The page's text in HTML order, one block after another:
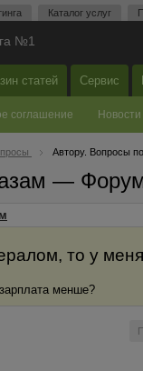
Каталог услуг
№1
статей Сервис
соглашение Новости
Автору. Вопросы
—
то у
менше?